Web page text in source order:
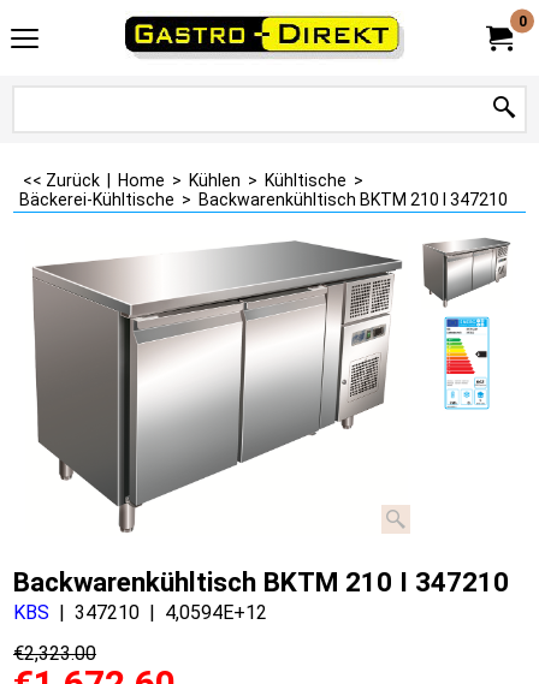
0
<< Zurück Home > Kühlen > Kühltische >
Bäckerei-Kühltische > Backwarenkühltisch BKTM 210 I 347210
Backwarenkühltisch BKTM 210 I 347210
KBS 347210
4,0594E+12
€2,323.00